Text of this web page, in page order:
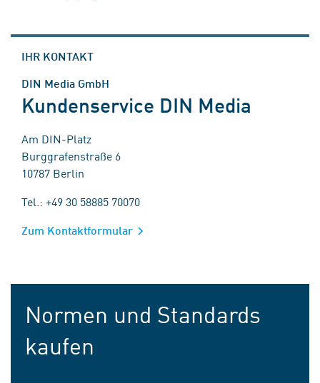
IHR KONTAKT
DIN Media GmbH
Kundenservice DIN Media
Am DIN-Platz
Burggrafenstraße 6
10787 Berlin
Tel.: +49 30 58885 70070
Zum Kontaktformular
Normen und Standards
kaufen